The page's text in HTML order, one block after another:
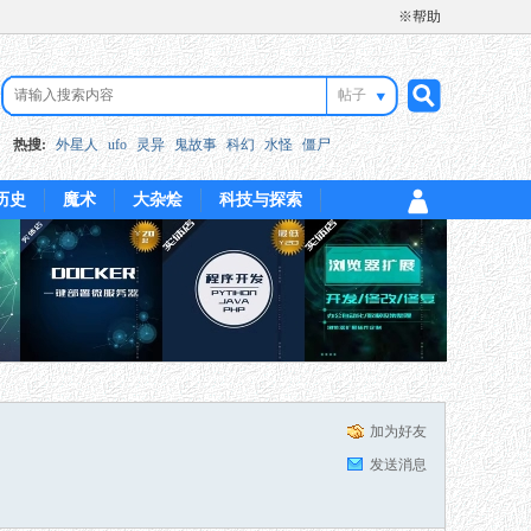
※帮助
帖子
搜
索
热搜: 外星人 ufo 灵异 鬼故事 科幻 水怪 僵尸
史 魔术 大杂烩 科技与探索
加为好友
发送消息